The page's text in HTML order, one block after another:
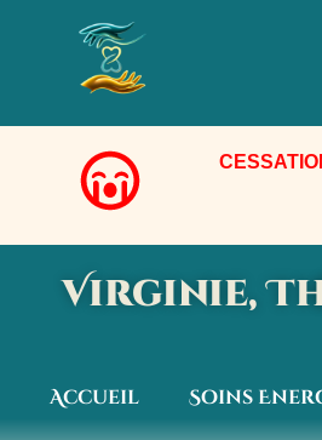
contenu
Virginie,
Accueil Soins